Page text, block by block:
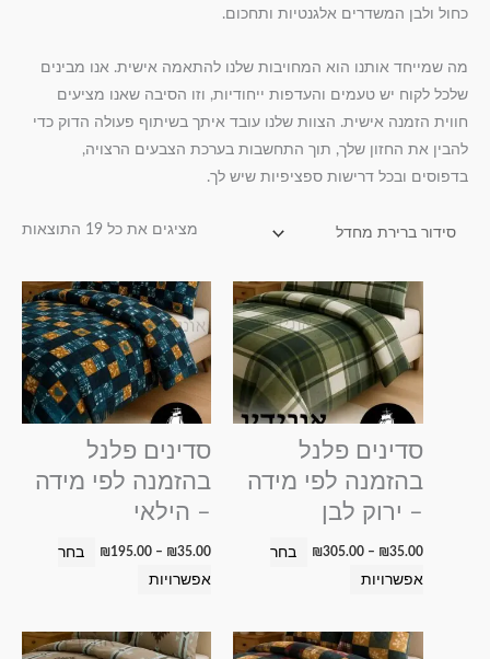
כחול ולבן המשדרים אלגנטיות ותחכום.
מה שמייחד אותנו הוא המחויבות שלנו להתאמה אישית. אנו מבינים
שלכל לקוח יש טעמים והעדפות ייחודיות, וזו הסיבה שאנו מציעים
חווית הזמנה אישית. הצוות שלנו עובד איתך בשיתוף פעולה הדוק כדי
להבין את החזון שלך, תוך התחשבות בערכת הצבעים הרצויה,
בדפוסים ובכל דרישות ספציפיות שיש לך.
מציגים את כל ⁦19⁩ התוצאות
סדינים פלנל
בהזמנה לפי מידה
– ירוק לבן
₪35.00
–
₪305.00
טווח
מחירים:
⁦₪35.00⁩
עד
⁦₪305.00⁩
בחר
אפשרויות
למוצר
זה
יש
מספר
סוגים.
לבחור
את
האפשרויות
סדינים פלנל
בהזמנה לפי מידה
– הילאי
₪35.00
–
₪195.00
טווח
מחירים:
⁦₪35.00⁩
עד
בחר
אפשרויות
למוצר
זה
יש
מספר
סוגים.
לבחור
את
האפשרויות
טווחלמוצר
טווחלמוצר